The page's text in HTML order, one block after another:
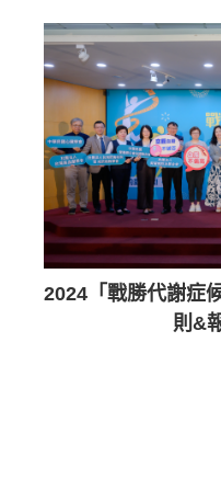
2024「戰勝代謝症
則&